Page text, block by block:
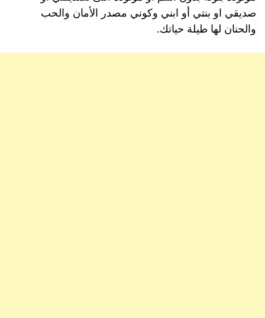
صديقي او بنتي أو ابني وكوني مصدر الأمان والحب
والحنان لها طيلة حياتك.